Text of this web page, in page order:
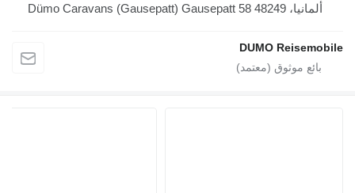
DUMO